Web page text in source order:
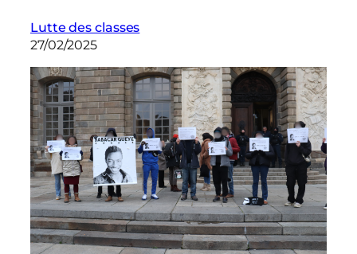
Lutte des classes
27/02/2025